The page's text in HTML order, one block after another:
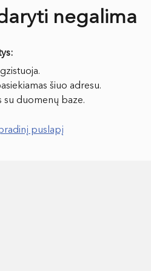
negalima
šiuo adresu.
su duomenų baze.
puslapį